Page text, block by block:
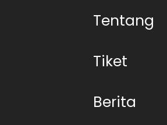
Tentang
Tiket
Berita